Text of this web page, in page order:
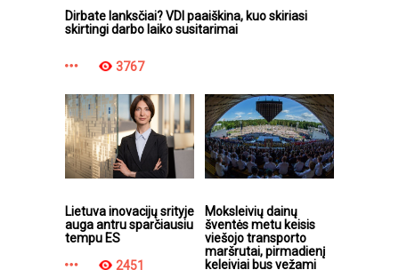
Dirbate lanksčiai? VDI paaiškina, kuo skiriasi
skirtingi darbo laiko susitarimai
3767
Lietuva inovacijų srityje
auga antru sparčiausiu
tempu ES
2451
Moksleivių dainų
šventės metu keisis
viešojo transporto
maršrutai, pirmadienį
keleiviai bus vežami